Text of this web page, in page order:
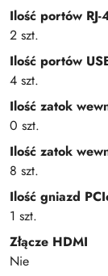
Ilość portów
2 szt.
Ilość portów
4 szt.
Ilość zatok
0 szt.
Ilość zatok
8 szt.
Ilość gniazd
1 szt.
Złącze HDMI
Nie